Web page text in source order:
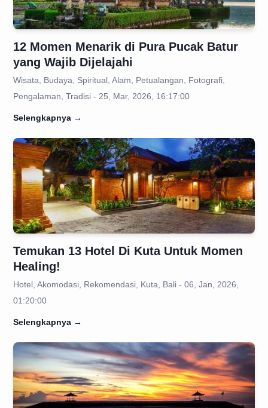
12 Momen Menarik di Pura Pucak Batur
yang Wajib Dijelajahi
Wisata, Budaya, Spiritual, Alam, Petualangan, Fotografi,
Pengalaman, Tradisi - 25, Mar, 2026, 16:17:00
Selengkapnya →
Temukan 13 Hotel Di Kuta Untuk Momen
Healing!
Hotel, Akomodasi, Rekomendasi, Kuta, Bali - 06, Jan, 2026,
01:20:00
Selengkapnya →